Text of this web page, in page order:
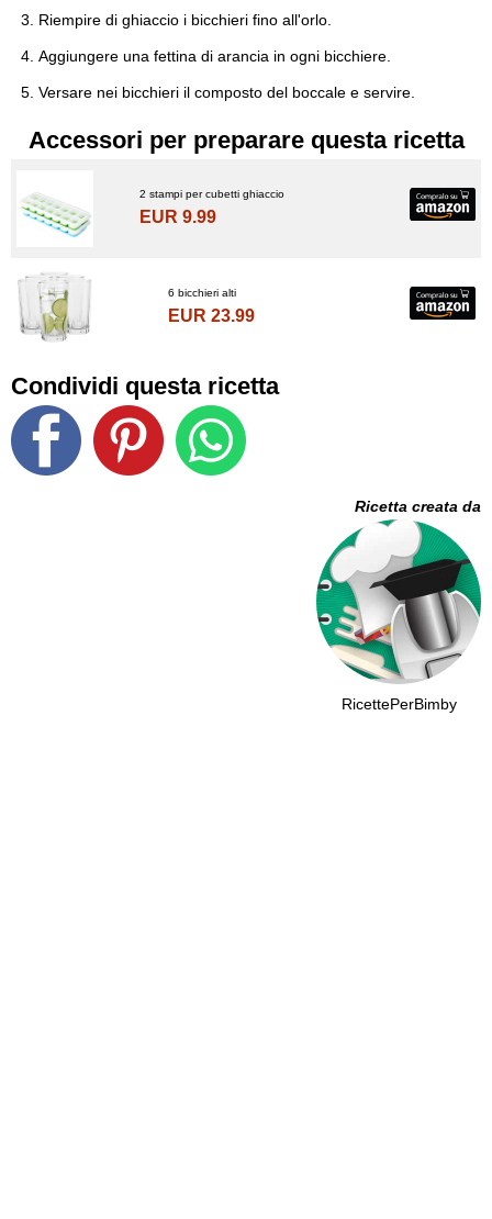
Riempire di ghiaccio i bicchieri fino all'orlo.
Aggiungere una fettina di arancia in ogni bicchiere.
Versare nei bicchieri il composto del boccale e servire.
Accessori per preparare questa ricetta
2 stampi per cubetti ghiaccio
EUR 9.99
6 bicchieri alti
EUR 23.99
Condividi questa ricetta
Ricetta creata da
RicettePerBimby